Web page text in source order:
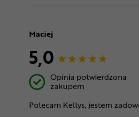
Maciej
5,0
Opinia potwierdzona
zakupem
Polecam Kellys, jestem